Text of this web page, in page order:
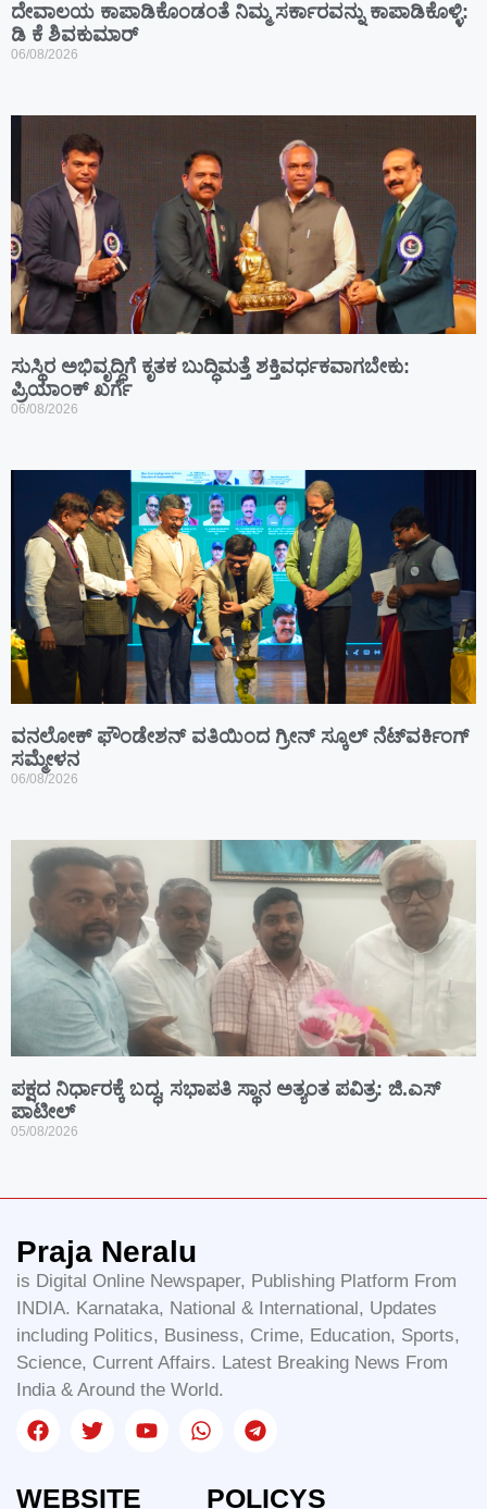
ದೇವಾಲಯ ಕಾಪಾಡಿಕೊಂಡಂತೆ ನಿಮ್ಮ ಸರ್ಕಾರವನ್ನು ಕಾಪಾಡಿಕೊಳ್ಳಿ:
ಡಿ ಕೆ ಶಿವಕುಮಾರ್
06/08/2026
ಸುಸ್ಥಿರ ಅಭಿವೃದ್ಧಿಗೆ ಕೃತಕ ಬುದ್ಧಿಮತ್ತೆ ಶಕ್ತಿವರ್ಧಕವಾಗಬೇಕು:
ಪ್ರಿಯಾಂಕ್ ಖರ್ಗೆ
06/08/2026
ವನಲೋಕ್ ಫೌಂಡೇಶನ್ ವತಿಯಿಂದ ಗ್ರೀನ್ ಸ್ಕೂಲ್ ನೆಟ್‌ವರ್ಕಿಂಗ್
ಸಮ್ಮೇಳನ
06/08/2026
ಪಕ್ಷದ ನಿರ್ಧಾರಕ್ಕೆ ಬದ್ಧ, ಸಭಾಪತಿ ಸ್ಥಾನ ಅತ್ಯಂತ ಪವಿತ್ರ: ಜಿ.ಎಸ್
ಪಾಟೀಲ್
05/08/2026
Praja Neralu
is Digital Online Newspaper, Publishing Platform From
INDIA. Karnataka, National & International, Updates
including Politics, Business, Crime, Education, Sports,
Science, Current Affairs. Latest Breaking News From
India & Around the World.
WEBSITE POLICYS